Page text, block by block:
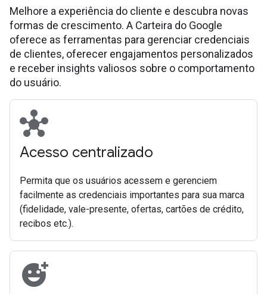
Melhore a experiência do cliente e descubra novas
formas de crescimento. A Carteira do Google
oferece as ferramentas para gerenciar credenciais
de clientes, oferecer engajamentos personalizados
e receber insights valiosos sobre o comportamento
do usuário.
hub
Acesso centralizado
Permita que os usuários acessem e gerenciem
facilmente as credenciais importantes para sua marca
(fidelidade, vale-presente, ofertas, cartões de crédito,
recibos etc.).
add_reaction